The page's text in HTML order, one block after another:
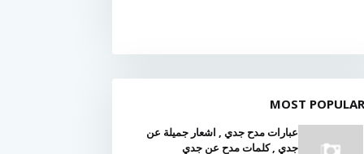
MOST POPULAR
عبارات مدح جدي , اشعار جميلة عن
جدي , كلمات مدح عن جدي